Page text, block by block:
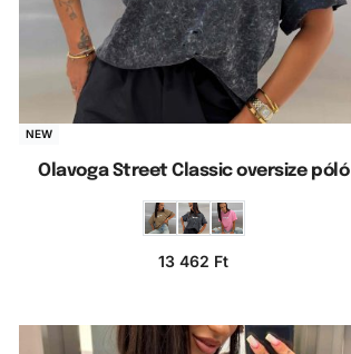
NEW
Olavoga Street Classic oversize póló
13 462 Ft